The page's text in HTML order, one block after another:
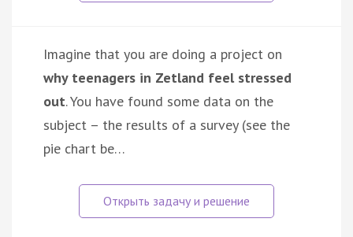
Imagine that you are doing a project on
why teenagers in Zetland feel stressed
out. You have found some data on the
subject – the results of a survey (see the
pie chart be…